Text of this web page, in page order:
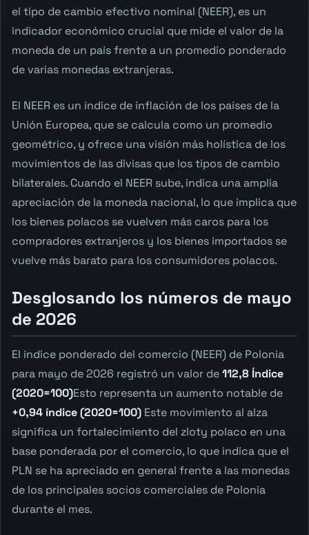
el tipo de cambio efectivo nominal (NEER), es un
indicador económico crucial que mide el valor de la
moneda de un país frente a un promedio ponderado
de varias monedas extranjeras.
El NEER es un índice de inflación de los países de la
Unión Europea, que se calcula como un promedio
geométrico, y ofrece una visión más holística de los
movimientos de las divisas que los tipos de cambio
bilaterales. Cuando el NEER sube, indica una amplia
apreciación de la moneda nacional, lo que implica que
los bienes polacos se vuelven más caros para los
compradores extranjeros y los bienes importados se
vuelve más barato para los consumidores polacos.
Desglosando los números de mayo
de 2026
El índice ponderado del comercio (NEER) de Polonia
para mayo de 2026 registró un valor de112,8 Índice
(2020=100)Esto representa un aumento notable de
+0,94 índice (2020=100) Este movimiento al alza
significa un fortalecimiento del zloty polaco en una
base ponderada por el comercio, lo que indica que el
PLN se ha apreciado en general frente a las monedas
de los principales socios comerciales de Polonia
durante el mes.